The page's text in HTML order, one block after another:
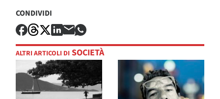
CONDIVIDI
ALTRI ARTICOLI DI SOCIETÀ